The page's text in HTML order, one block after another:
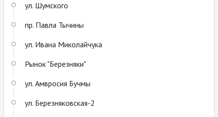
ул. Шумского
пр. Павла Тычины
ул. Ивана Миколайчука
Рынок "Березняки"
ул. Амвросия Бучмы
ул. Березняковская-2